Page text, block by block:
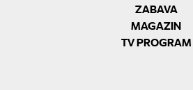
ZABAVA
MAGAZIN
TV PROGRAM